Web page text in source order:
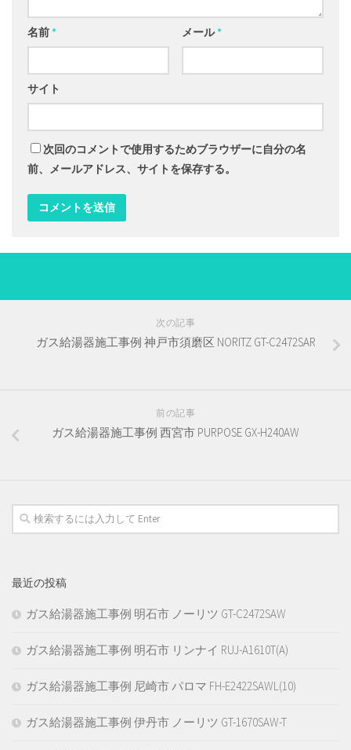
名前* メール*
サイト
次回のコメントで使用するためブラウザーに自分の名
前、メールアドレス、サイトを保存する。
次の記事
ガス給湯器施工事例 神戸市須磨区 NORITZ GT-C2472SAR
前の記事
ガス給湯器施工事例 西宮市 PURPOSE GX-H240AW
最近の投稿
ガス給湯器施工事例 明石市 ノーリツ GT-C2472SAW
ガス給湯器施工事例 明石市 リンナイ RUJ-A1610T(A)
ガス給湯器施工事例 尼崎市 パロマ FH-E2422SAWL(10)
ガス給湯器施工事例 伊丹市 ノーリツ GT-1670SAW-T